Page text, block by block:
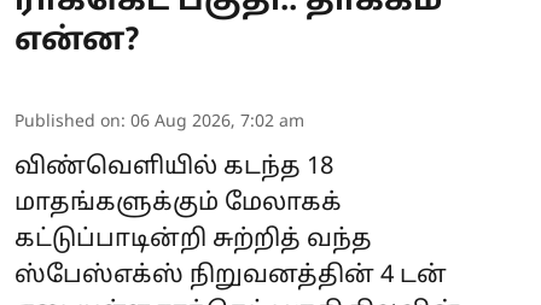
என்ன?
Published on: 06 Aug 2026, 7:02 am
விண்வெளியில் கடந்த 18
மாதங்களுக்கும் மேலாகக்
கட்டுப்பாடின்றி சுற்றித் வந்த
ஸ்பேஸ்எக்ஸ் நிறுவனத்தின் 4 டன்